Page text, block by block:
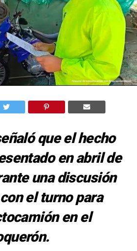
que el hecho
en abril de
una discusión
el turno para
en el